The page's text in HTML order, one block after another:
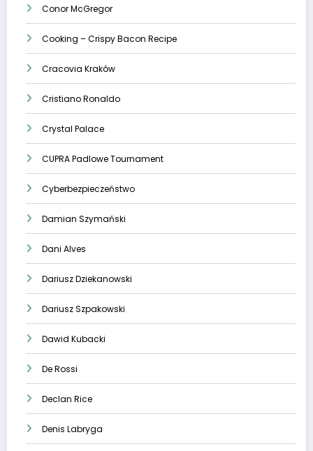
Conor McGregor
Cooking – Crispy Bacon Recipe
Cracovia Kraków
Cristiano Ronaldo
Crystal Palace
CUPRA Padlowe Tournament
Cyberbezpieczeństwo
Damian Szymański
Dani Alves
Dariusz Dziekanowski
Dariusz Szpakowski
Dawid Kubacki
De Rossi
Declan Rice
Denis Labryga